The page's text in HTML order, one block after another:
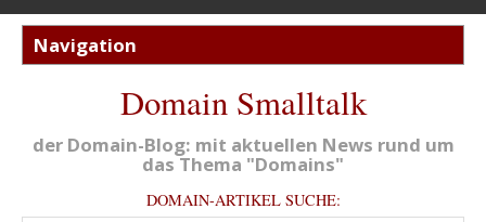
Domain Smalltalk
der Domain-Blog: mit aktuellen News rund um
das Thema "Domains"
DOMAIN-ARTIKEL SUCHE: